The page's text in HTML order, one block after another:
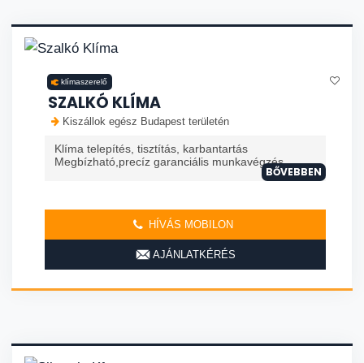
klímaszerelő
SZALKÓ KLÍMA
Kiszállok egész Budapest területén
Klíma telepítés, tisztítás, karbantartás
Megbízható,precíz garanciális munkavégzés.
BŐVEBBEN
HÍVÁS MOBILON
AJÁNLATKÉRÉS